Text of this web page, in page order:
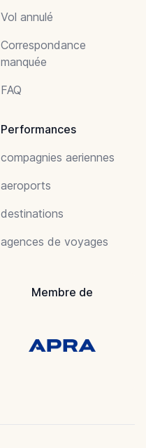
Vol annulé
Correspondance
manquée
FAQ
Performances
compagnies aeriennes
aeroports
destinations
agences de voyages
Membre de